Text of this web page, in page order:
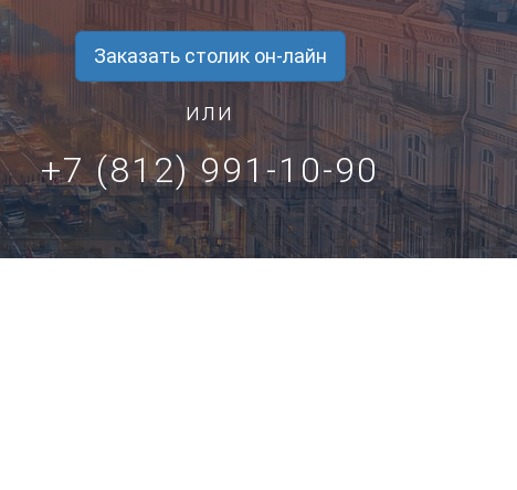
Заказать столик он-лайн
или
+7 (812) 991-10-90